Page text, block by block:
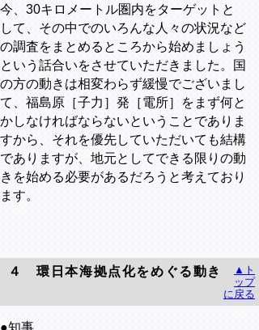
今、30キロメートル圏内をターゲットと
して、その中でのいろんな人々の状況など
の調査をまとめるところから始めましょう
という話合いをさせていただきました。国
の方の動きは相変わらず緩慢でございまし
て、福島原［子力］発［電所］をまず何と
かしなければならないということでありま
すから、それを優先していただいても結構
でありますが、地元としてできる限りの動
きを始める必要があるだろうと考えており
ます。
４ 環日本海拠点化をめぐる動き
▲ト
ップ
に戻る